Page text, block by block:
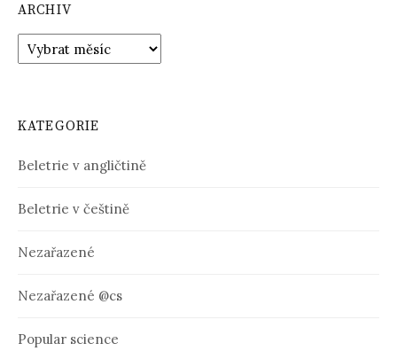
e
p
p
ř
í
p
ě
ARCHIV
r
iKATEGORIE
Beletrie v angličtině
Beletrie v češtině
Nezařazené
Nezařazené @cs
Popular science